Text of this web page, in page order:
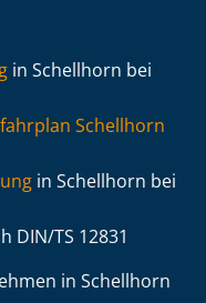
in Schellhorn bei
Schellhorn
in Schellhorn bei
DIN/TS 12831
in Schellhorn